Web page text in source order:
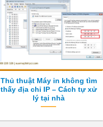
Thủ thuật Máy in không tìm
thấy địa chỉ IP – Cách tự xử
lý tại nhà